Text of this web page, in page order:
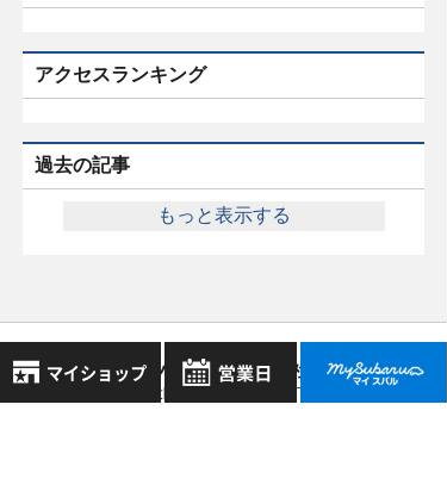
アクセスランキング
過去の記事
もっと表示する
スバル近畿株式会社
〒570-0021 大阪府守口市八雲東町1丁目21番23号